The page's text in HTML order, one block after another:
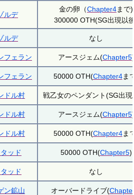
ルデ
金の卵（Chapter4まで)
300000 OTH(SG出現以
ルデ なし
フェラン アースジェム(Chapter5)
フェラン 50000 OTH(Chapter4ま
ドル村 戦乙女のペンダント(SG出
ドル村 アースジェム(Chapter5)
ドル村 50000 OTH(Chapter4ま
ッド 50000 OTH(Chapter5)
ッド なし
ン鉱山 オーバードライブ(